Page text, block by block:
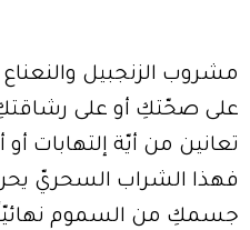
مشروب الزنجبيل والنعناع
على صحّتكِ أو على
تعانين من أيّة إلتهابات أو
فهذا الشراب السحريّ
جسمكِ من السموم